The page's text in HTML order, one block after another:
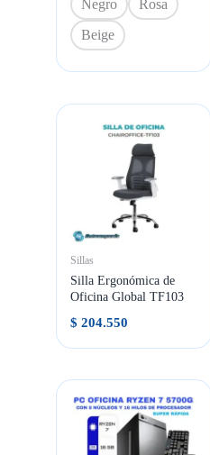
Negro
Rosa
Beige
Sillas
Silla Ergonómica de
Oficina Global TF103
$ 204.550